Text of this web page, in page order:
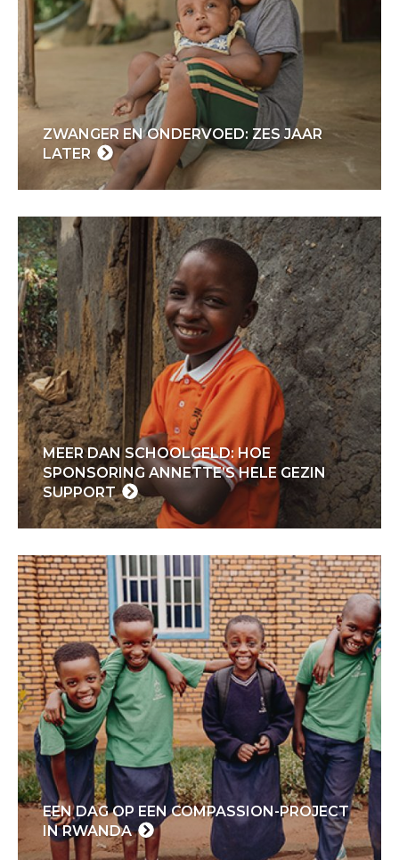
ZWANGER EN ONDERVOED: ZES JAAR
LATER
MEER DAN SCHOOLGELD: HOE
SPONSORING ANNETTE’S HELE GEZIN
SUPPORT
EEN DAG OP EEN COMPASSION-PROJECT
IN RWANDA